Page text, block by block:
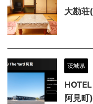
大勘荘
茨城県
阿見町)